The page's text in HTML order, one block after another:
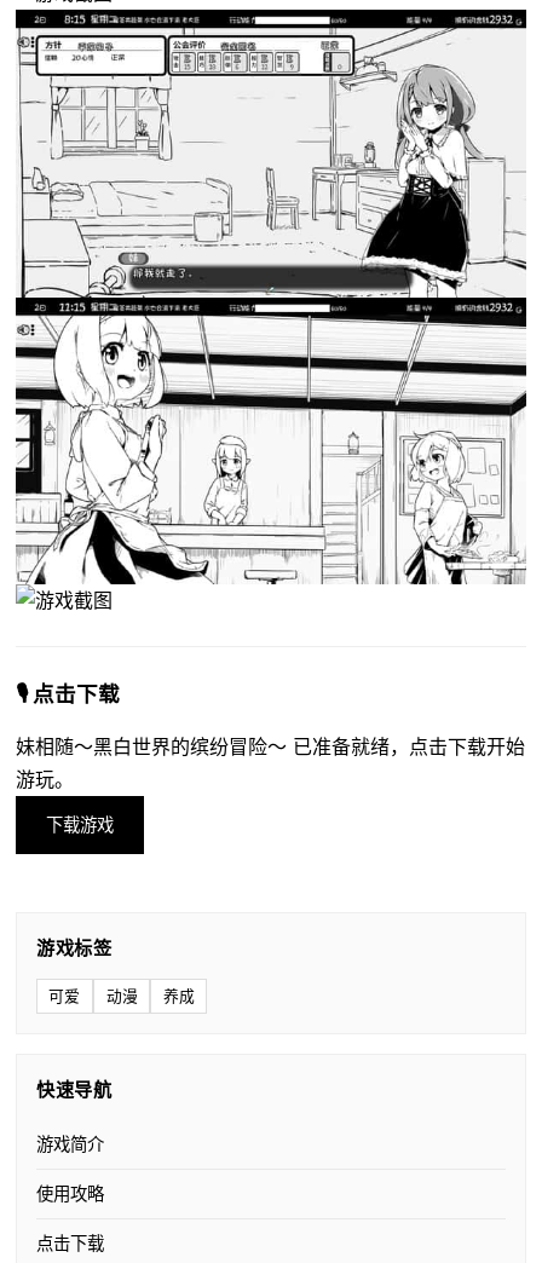
🎙️ 点击下载
妹相随～黑白世界的缤纷冒险～ 已准备就绪，点击下载开始
游玩。
下载游戏
游戏标签
可爱 动漫 养成
快速导航
游戏简介
使用攻略
点击下载